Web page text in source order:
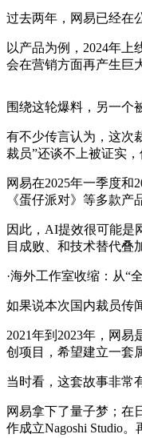
过去两年，网易已经在
以产品为例，2024年
会在营销方面再产生巨
围绕这轮爆料，另一个
有不少传言认为，这次
裁员”还谈不上被证实
网易在2025年一季度
《蛋仔派对》等多款
因此，AI提效很可能是
目成败、和技术替代叠
·海外工作室收缩：从“
如果说本次国内裁员传
2021年到2023年，网
创项目，希望建立一套
当时看，这套故事非常
网易拿下了量子梦；在
作成立Nagoshi Studio